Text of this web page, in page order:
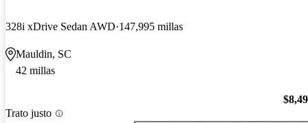
328i xDrive Sedan AWD 147,995 millas
Mauldin, SC
42 millas
Trato justo